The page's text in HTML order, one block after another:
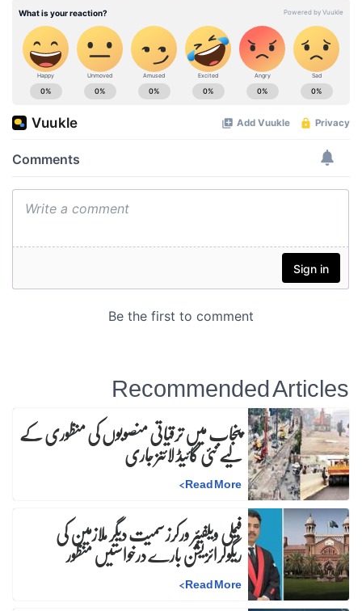
Recommended Articles
پنجاب میں ترقیاتی منصوبوں کی منظوری کے
لیے نئی گائیڈ لائنز جاری
Read More
>
فیملی ویلفیئر ورکرز سمیت دیگر ملازمین کی
ریگولرائزیشن بارے درخواستیں منظور
Read More
>